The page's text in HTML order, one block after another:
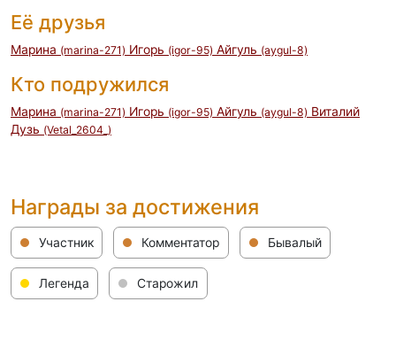
Её друзья
Марина (marina-271) Игорь (igor-95) Айгуль (aygul-8)
Кто подружился
Марина (marina-271) Игорь (igor-95) Айгуль (aygul-8) Виталий
Дузь (Vetal_2604_)
Награды за достижения
Участник Комментатор Бывалый
Легенда Старожил